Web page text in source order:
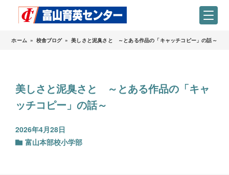
ホーム » 校舎ブログ » 美しさと泥臭さと ～とある作品の「キャッチコピー」の話～
美しさと泥臭さと ～とある作品の「キャ
ッチコピー」の話～
2026年4月28日
富山本部校小学部